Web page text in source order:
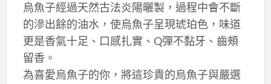
烏魚子經過天然古法炎陽曬製，過程中會不斷
的滲出餘的油水，使烏魚子呈現琥珀色，味道
更是香氣十足、口感扎實、Q彈不黏牙、齒頰
留香。
為喜愛烏魚子的你，將這珍貴的烏魚子與嚴選